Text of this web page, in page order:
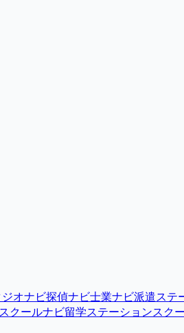
オナビ探偵ナビ士業ナビ派遣ステ
クールナビ留学ステーションスク